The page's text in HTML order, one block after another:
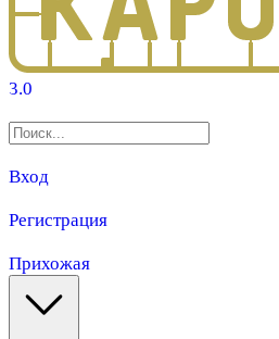
3.0
Вход
Регистрация
Прихожая